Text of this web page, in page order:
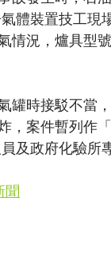
體裝置技工現
情況，爐具型
罐時接駁不當
，案件暫列作
及政府化驗所
聞